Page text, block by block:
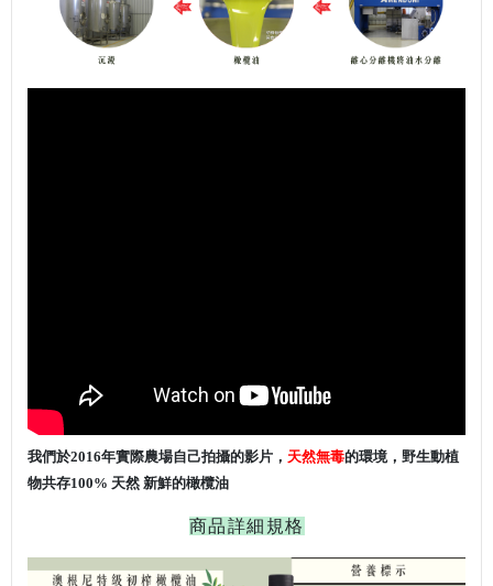
我們於2016年實際農場自己拍攝的影片， 天然無毒的環境，野生動植
物共存100% 天然 新鮮的橄欖油
商品詳細規格